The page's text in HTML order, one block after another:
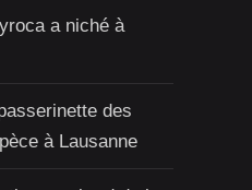
a niché à
des
à Lausanne